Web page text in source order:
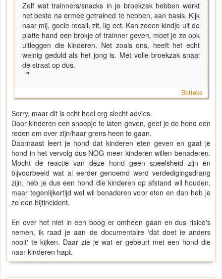
Zelf wat trainners/snacks in je broekzak hebben werkt
het beste na ermee getrained te hebben, aan basis. Kijk
naar mij, goeie recall, zit, lig ect. Kan zoeen kindje uit de
platte hand een brokje of trainner geven, moet je ze ook
uitleggen die kinderen. Net zoals ons, heeft het echt
weinig geduld als het jong is. Met volle broekzak snaai
de straat op dus.
"
Botteke
Sorry, maar dit is echt heel erg slecht advies.
Door kinderen een snoepje te laten geven, geef je de hond een
reden om over zijn/haar grens heen te gaan.
Daarnaast leert je hond dat kinderen eten geven en gaat je
hond in het vervolg dus NOG meer kinderen willen benaderen.
Mocht de reactie van deze hond geen speelsheid zijn en
bijvoorbeeld wat al eerder genoemd werd verdedigingsdrang
zijn, heb je dus een hond die kinderen op afstand wil houden,
maar tegenlijkertijd wel wil benaderen voor eten en dan heb je
zo een bijtincident.
En over het niet in een boog er omheen gaan en dus risico's
nemen, ik raad je aan de documentaire 'dat doet ie anders
nooit' te kijken. Daar zie je wat er gebeurt met een hond die
naar kinderen hapt.